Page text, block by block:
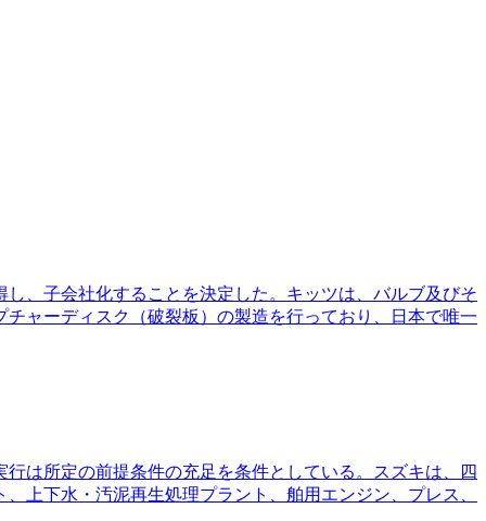
、子会社化することを決定した。キッツは、バルブ及びそ
ャーディスク（破裂板）の製造を行っており、日本で唯一
は所定の前提条件の充足を条件としている。スズキは、四
上下水・汚泥再生処理プラント、舶用エンジン、プレス、